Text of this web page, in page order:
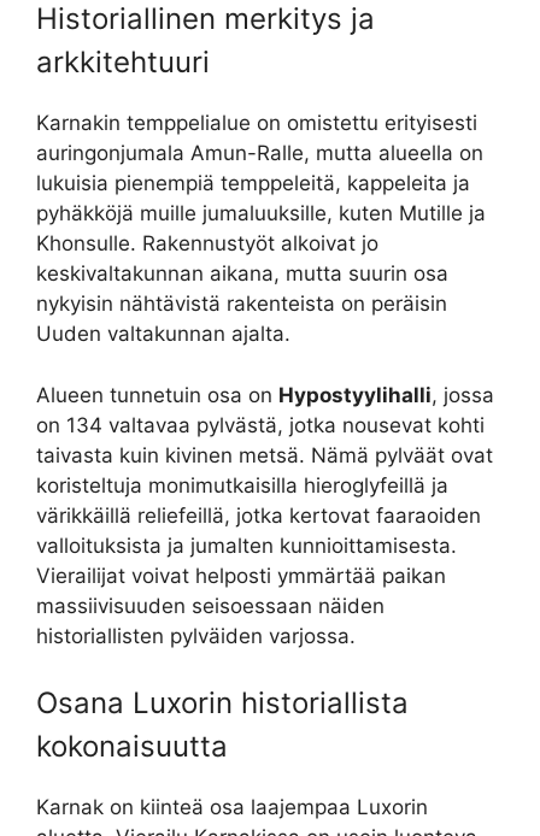
Historiallinen merkitys ja
arkkitehtuuri
Karnakin temppelialue on omistettu erityisesti
auringonjumala Amun-Ralle, mutta alueella on
lukuisia pienempiä temppeleitä, kappeleita ja
pyhäkköjä muille jumaluuksille, kuten Mutille ja
Khonsulle. Rakennustyöt alkoivat jo
keskivaltakunnan aikana, mutta suurin osa
nykyisin nähtävistä rakenteista on peräisin
Uuden valtakunnan ajalta.
Alueen tunnetuin osa on Hypostyylihalli, jossa
on 134 valtavaa pylvästä, jotka nousevat kohti
taivasta kuin kivinen metsä. Nämä pylväät ovat
koristeltuja monimutkaisilla hieroglyfeillä ja
värikkäillä reliefeillä, jotka kertovat faaraoiden
valloituksista ja jumalten kunnioittamisesta.
Vierailijat voivat helposti ymmärtää paikan
massiivisuuden seisoessaan näiden
historiallisten pylväiden varjossa.
Osana Luxorin historiallista
kokonaisuutta
Karnak on kiinteä osa laajempaa Luxorin